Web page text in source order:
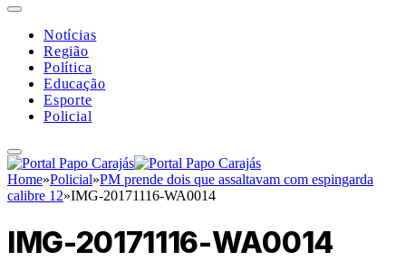
Notícias
Região
Política
Educação
Esporte
Policial
Home»Policial»PM prende dois que assaltavam com espingarda
calibre 12»IMG-20171116-WA0014
IMG-20171116-WA0014